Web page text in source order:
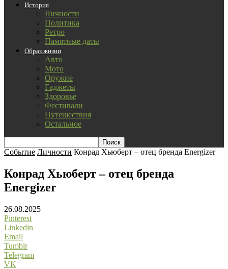
История
Личности
Политика
Ретро
Памятные даты
Образ жизни
Авто
Мото
Оружие
Гаджеты
Здоровье
Фестивали
Путешествия
Остальное
Событие Личности Конрад Хьюберт – отец бренда Energizer
Конрад Хьюберт – отец бренда
Energizer
26.08.2025
Pinterest
Linkedin
Email
Tumblr
Telegram
VK